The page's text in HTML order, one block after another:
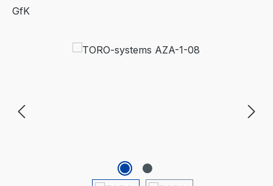
GfK
Bildergalerie überspringen